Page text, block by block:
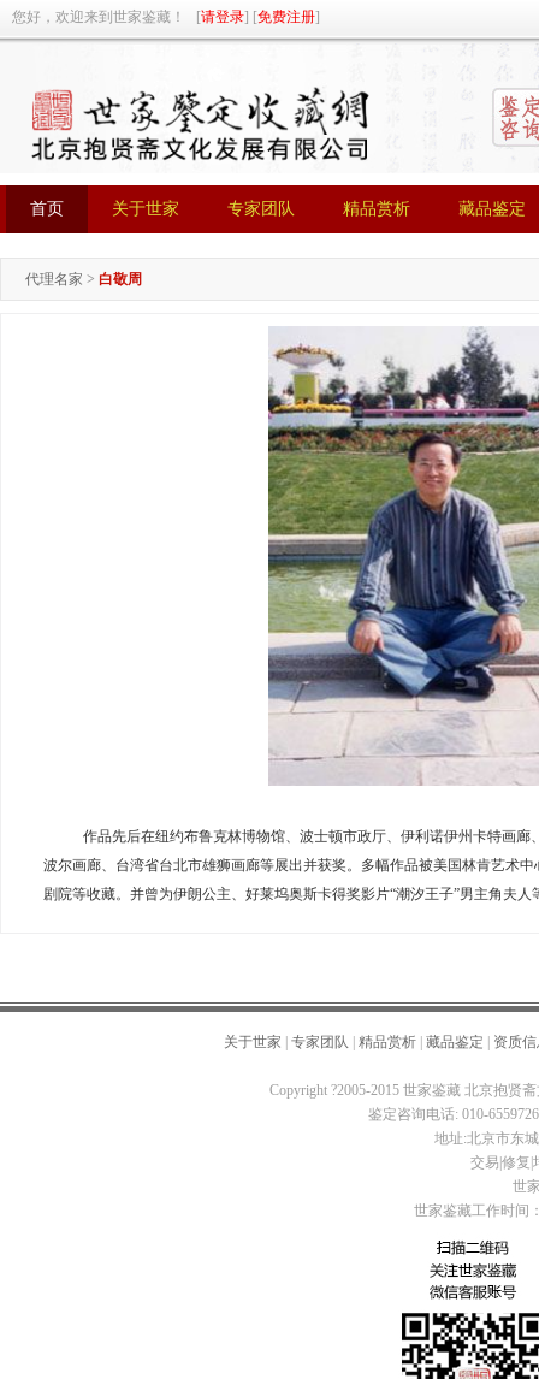
您好，欢迎来到世家鉴藏！ [请登录] [免费注册]
首页
首页
关于世家
关于世家
专家团队
专家团队
精品赏析
精品赏析
藏品鉴定
藏品鉴定
代理名家 > 白敬周
作品先后在纽约布鲁克林博物馆、波士顿市政厅、伊利诺伊州卡特画廊
波尔画廊、台湾省台北市雄狮画廊等展出并获奖。多幅作品被美国林肯艺术
剧院等收藏。并曾为伊朗公主、好莱坞奥斯卡得奖影片“潮汐王子”男主角夫人
关于世家 专家团队 精品赏析 藏品鉴定 资质
Copyright ?2005-2015 世家鉴藏 北京抱贤
鉴定咨询电话: 010-
地址:北京市东
交易|修复|
世
世家鉴藏工作时间